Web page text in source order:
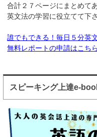
合計２７ページにまとめて
英文法の学習に役立てて下さ
誰でもできる！毎日５分英
無料レポートの申請はこちら
スピーキング上達e-